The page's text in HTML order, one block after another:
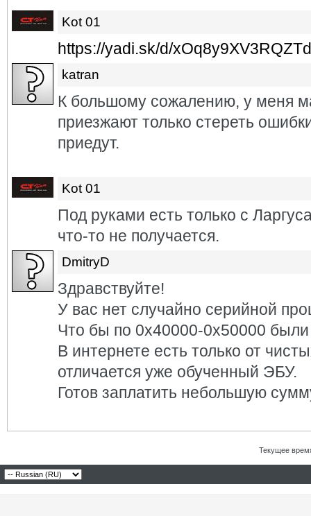
Kot 01
https://yadi.sk/d/xOq8y9XV3RQZTd
katran
К большому сожалению, у меня
приезжают только стереть
приедут.
Kot 01
Под руками есть только с
что-то не получается.
DmitryD
Здравствуйте!
У вас нет случайно серийной
Что бы по 0x40000-0x50000
В интернете есть только от
отличается уже обученный ЭБУ.
Готов заплатить небольшую
Текущее